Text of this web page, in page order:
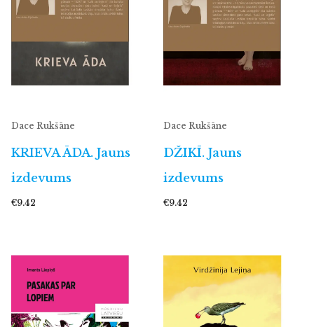
Dace Rukšāne
KRIEVA ĀDA. Jauns
izdevums
€9.42
Dace Rukšāne
DŽIKĪ. Jauns
izdevums
€9.42